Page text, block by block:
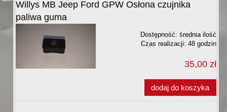
Willys MB Jeep Ford GPW Osłona czujnika
paliwa guma
Dostępność: średnia ilość
Czas realizacji: 48 godzin
35,00 zł
dodaj do koszyka